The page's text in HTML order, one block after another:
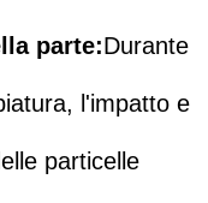
parte:Durante
l'impatto e
particelle